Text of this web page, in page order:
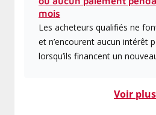
mois
Les acheteurs qualifiés ne
et n’encourent aucun intérêt
lorsqu’ils financent un
Voir plus